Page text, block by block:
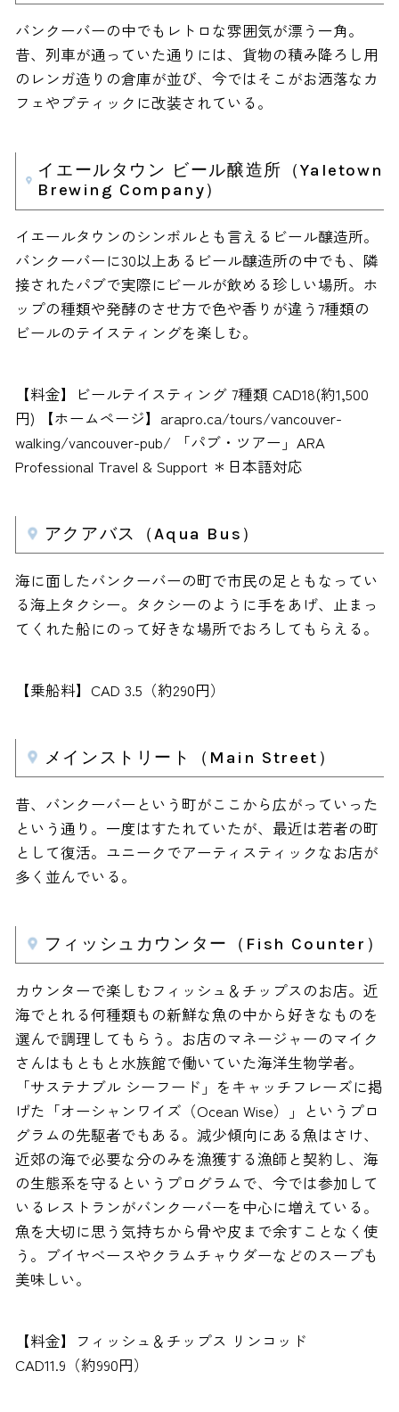
バンクーバーの中でもレトロな雰囲気が漂う一角。
昔、列車が通っていた通りには、貨物の積み降ろし用
のレンガ造りの倉庫が並び、今ではそこがお洒落なカ
フェやブティックに改装されている。
イエールタウン ビール醸造所（Yaletown
Brewing Company）
イエールタウンのシンボルとも言えるビール醸造所。
バンクーバーに30以上あるビール醸造所の中でも、隣
接されたパブで実際にビールが飲める珍しい場所。ホ
ップの種類や発酵のさせ方で色や香りが違う7種類の
ビールのテイスティングを楽しむ。
【料金】ビールテイスティング 7種類 CAD18(約1,500
円) 【ホームページ】arapro.ca/tours/vancouver-
walking/vancouver-pub/ 「パブ・ツアー」ARA
Professional Travel & Support ＊日本語対応
アクアバス（Aqua Bus）
海に面したバンクーバーの町で市民の足ともなってい
る海上タクシー。タクシーのように手をあげ、止まっ
てくれた船にのって好きな場所でおろしてもらえる。
【乗船料】CAD 3.5（約290円）
メインストリート（Main Street）
昔、バンクーバーという町がここから広がっていった
という通り。一度はすたれていたが、最近は若者の町
として復活。ユニークでアーティスティックなお店が
多く並んでいる。
フィッシュカウンター（Fish Counter）
カウンターで楽しむフィッシュ＆チップスのお店。近
海でとれる何種類もの新鮮な魚の中から好きなものを
選んで調理してもらう。お店のマネージャーのマイク
さんはもともと水族館で働いていた海洋生物学者。
「サステナブル シーフード」をキャッチフレーズに掲
げた「オーシャンワイズ（Ocean Wise）」というプロ
グラムの先駆者でもある。減少傾向にある魚はさけ、
近郊の海で必要な分のみを漁獲する漁師と契約し、海
の生態系を守るというプログラムで、今では参加して
いるレストランがバンクーバーを中心に増えている。
魚を大切に思う気持ちから骨や皮まで余すことなく使
う。ブイヤベースやクラムチャウダーなどのスープも
美味しい。
【料金】フィッシュ＆チップス リンコッド
CAD11.9（約990円）